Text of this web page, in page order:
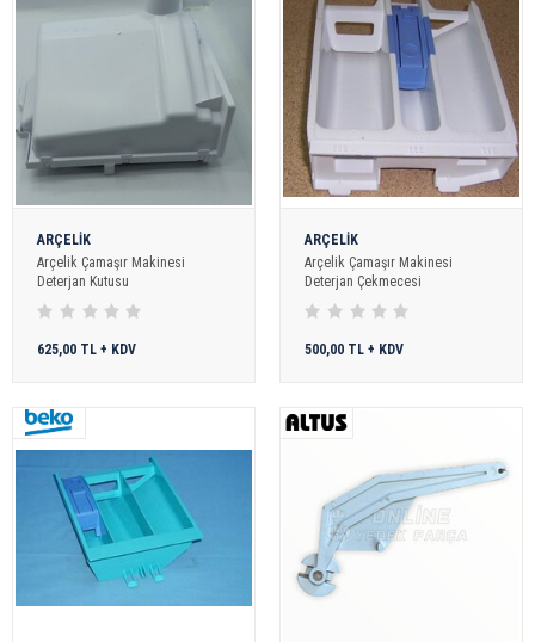
ARÇELİK
Arçelik Çamaşır Makinesi
Deterjan Kutusu
625,00 TL + KDV
ARÇELİK
Arçelik Çamaşır Makinesi
Deterjan Çekmecesi
500,00 TL + KDV